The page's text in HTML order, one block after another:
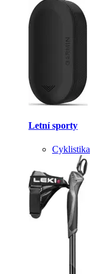
Letní sporty
Cyklistika